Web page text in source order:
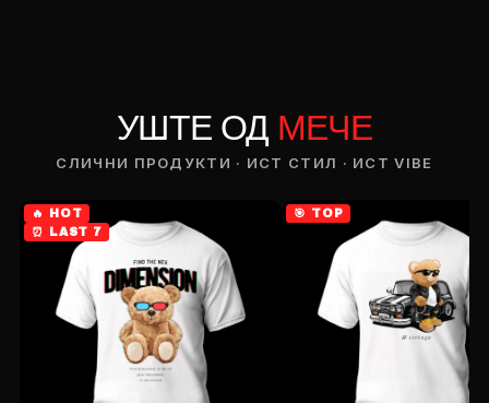
УШТЕ ОД МЕЧЕ
СЛИЧНИ ПРОДУКТИ · ИСТ СТИЛ · ИСТ VIBE
🔥 HOT
⏰ LAST 7
🎯 TOP